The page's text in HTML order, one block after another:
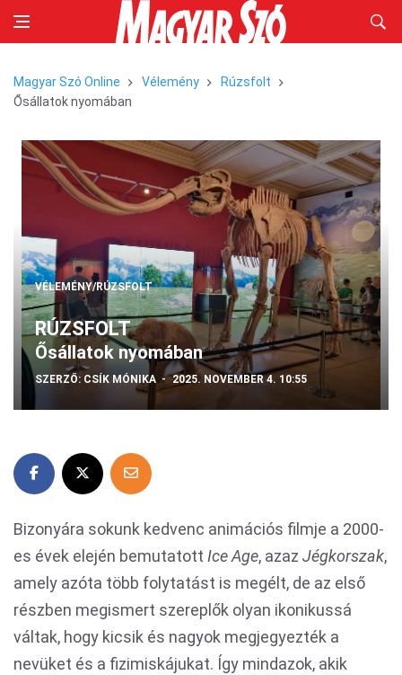
Magyar Szó Online Vélemény
Rúzsfolt
Ősállatok nyomában
VÉLEMÉNY/RÚZSFOLT
RÚZSFOLT
Ősállatok nyomában
SZERZŐ: CSÍK MÓNIKA 2025. NOVEMBER 4. 10:55
Bizonyára sokunk kedvenc animációs filmje a 2000-
es évek elején bemutatott Ice Age, azaz Jégkorszak,
amely azóta több folytatást is megélt, de az első
részben megismert szereplők olyan ikonikussá
váltak, hogy kicsik és nagyok megjegyezték a
nevüket és a fizimiskájukat. Így mindazok, akik